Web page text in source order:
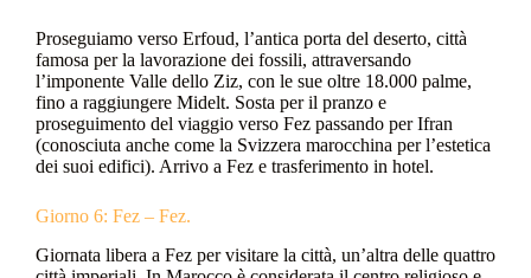
Proseguiamo verso Erfoud, l’antica porta del deserto, città
famosa per la lavorazione dei fossili, attraversando
l’imponente Valle dello Ziz, con le sue oltre 18.000 palme,
fino a raggiungere Midelt. Sosta per il pranzo e
proseguimento del viaggio verso Fez passando per Ifran
(conosciuta anche come la Svizzera marocchina per l’estetica
dei suoi edifici). Arrivo a Fez e trasferimento in hotel.
Giorno 6: Fez – Fez.
Giornata libera a Fez per visitare la città, un’altra delle quattro